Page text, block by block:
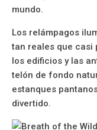
mundo.
Los relámpagos
tan reales que casi
los edificios y las
telón de fondo
estanques
divertido.